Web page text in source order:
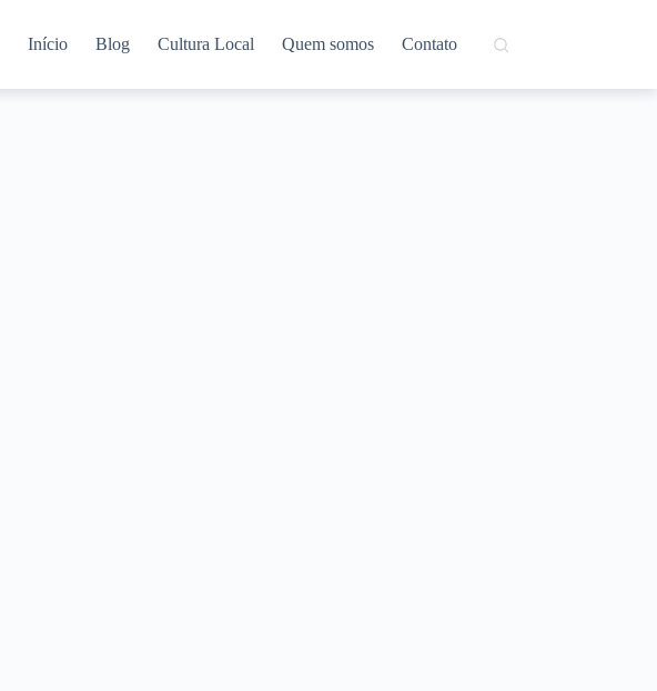
Início Blog Cultura Local Quem somos Contato